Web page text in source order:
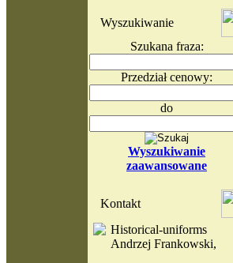
Wyszukiwanie
Szukana fraza:
Przedział cenowy:
do
Wyszukiwanie
zaawansowane
Kontakt
Historical-uniforms
Andrzej Frankowski,